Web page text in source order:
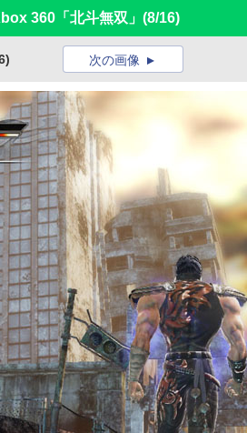
360「北斗無双」 (8/16)
次の画像